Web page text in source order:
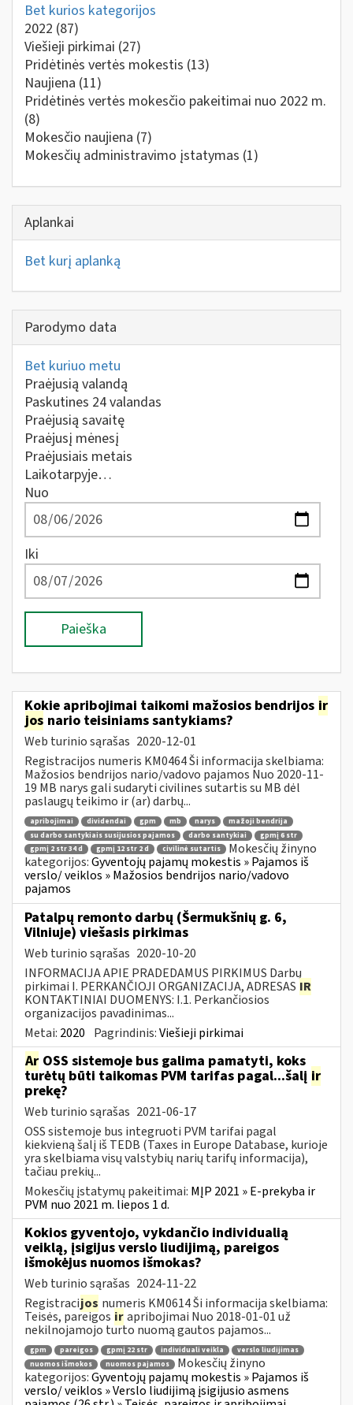
Bet kurios kategorijos
2022 (87)
Viešieji pirkimai (27)
Pridėtinės vertės mokestis (13)
Naujiena (11)
Pridėtinės vertės mokesčio pakeitimai nuo 2022 m.
(8)
Mokesčio naujiena (7)
Mokesčių administravimo įstatymas (1)
Aplankai
Bet kurį aplanką
Parodymo data
Bet kuriuo metu
Praėjusią valandą
Paskutines 24 valandas
Praėjusią savaitę
Praėjusį mėnesį
Praėjusiais metais
Laikotarpyje…
Nuo
Iki
Paieška
Kokie apribojimai taikomi mažosios bendrijos ir
jos nario teisiniams santykiams?
Web turinio sąrašas 2020-12-01
Registracijos numeris KM0464 Ši informacija skelbiama:
Mažosios bendrijos nario/vadovo pajamos Nuo 2020-11-
19 MB narys gali sudaryti civilines sutartis su MB dėl
paslaugų teikimo ir (ar) darbų...
apribojimai dividendai gpm mb narys
mažoji bendrija
su darbo santykiais susijusios pajamos
darbo santykiai
gpmį 6 str
gpmį 2 str 34 d
gpmį 12 str 2 d civilinė sutartis
Mokesčių žinyno
kategorijos:Gyventojų pajamų mokestis » Pajamos iš
verslo/ veiklos » Mažosios bendrijos nario/vadovo
pajamos
Patalpų remonto darbų (Šermukšnių g. 6,
Vilniuje) viešasis pirkimas
Web turinio sąrašas 2020-10-20
INFORMACIJA APIE PRADEDAMUS PIRKIMUS Darbų
pirkimai I. PERKANČIOJI ORGANIZACIJA, ADRESAS IR
KONTAKTINIAI DUOMENYS: I.1. Perkančiosios
organizacijos pavadinimas...
Metai: 2020 Pagrindinis:Viešieji pirkimai
Ar OSS sistemoje bus galima pamatyti, koks
turėtų būti taikomas PVM tarifas pagal...šalį ir
prekę?
Web turinio sąrašas 2021-06-17
OSS sistemoje bus integruoti PVM tarifai pagal
kiekvieną šalį iš TEDB (Taxes in Europe Database, kurioje
yra skelbiama visų valstybių narių tarifų informacija),
tačiau prekių...
Mokesčių įstatymų pakeitimai: MĮP 2021 » E-prekyba ir
PVM nuo 2021 m. liepos 1 d.
Kokios gyventojo, vykdančio individualią
veiklą, įsigijus verslo liudijimą, pareigos
išmokėjus nuomos išmokas?
Web turinio sąrašas 2024-11-22
Registracijos numeris KM0614 Ši informacija skelbiama:
Teisės, pareigos irapribojimai Nuo 2018-01-01 už
nekilnojamojo turto nuomą gautos pajamos...
gpm pareigos gpmį 22 str individuali veikla
verslo liudijimas
nuomos išmokos
nuomos pajamos
Mokesčių žinyno
kategorijos:Gyventojų pajamų mokestis » Pajamos iš
verslo/ veiklos » Verslo liudijimą įsigijusio asmens